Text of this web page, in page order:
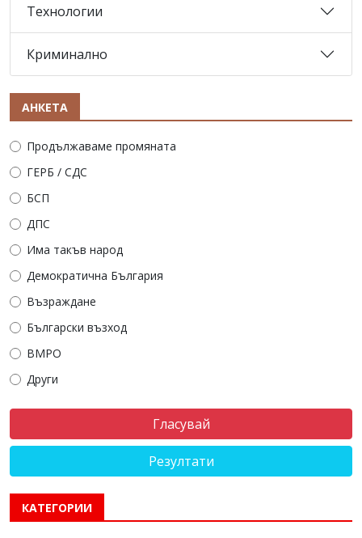
Технологии
Криминално
АНКЕТА
Продължаваме промяната
ГЕРБ / СДС
БСП
ДПС
Има такъв народ
Демократична България
Възраждане
Български възход
ВМРО
Други
Резултати
КАТЕГОРИИ